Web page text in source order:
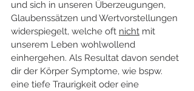
und sich in unseren Überzeugungen,
Glaubenssätzen und Wertvorstellungen
widerspiegelt, welche oft nicht mit
unserem Leben wohlwollend
einhergehen. Als Resultat davon sendet
dir der Körper Symptome, wie bspw.
eine tiefe Traurigkeit oder eine